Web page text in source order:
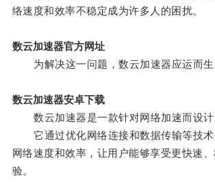
络速度和效率不稳定成为许多人的困扰。
数云加速器官方网址
为解决这一问题，数云加速器应运而生
数云加速器安卓下载
数云加速器是一款针对网络加速而设计
它通过优化网络连接和数据传输等技术
网络速度和效率，让用户能够享受更快速
验。